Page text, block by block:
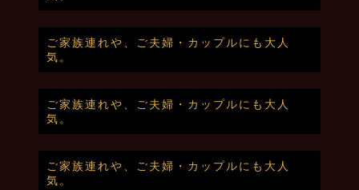
ご家族連れや、ご夫婦・カップルにも大人
気。
ご家族連れや、ご夫婦・カップルにも大人
気。
ご家族連れや、ご夫婦・カップルにも大人
気。